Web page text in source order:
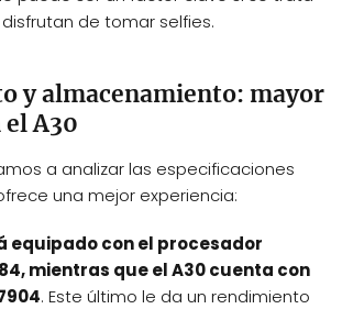
de tomar selfies.
y almacenamiento: mayor
A30
a analizar las especificaciones
una mejor experiencia:
equipado con el procesador
mientras que el A30 cuenta con
. Este último le da un rendimiento